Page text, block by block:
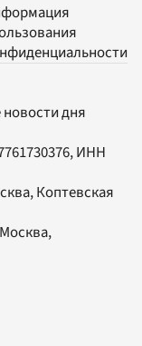
новости дня
ИНН
Коптевская
Москва,